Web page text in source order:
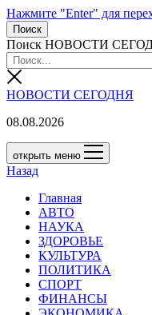
Нажмите "Enter" для
Поиск
Поиск НОВОСТИ
НОВОСТИ СЕГОДНЯ
08.08.2026
открыть меню
Назад
Главная
АВТО
НАУКА
ЗДОРОВЬЕ
КУЛЬТУРА
ПОЛИТИКА
СПОРТ
ФИНАНСЫ